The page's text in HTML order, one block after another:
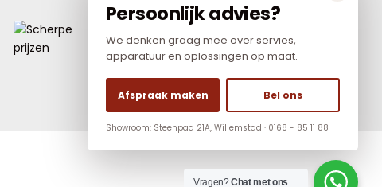
LAAGSTE PRIJS
Elders goedkoper? Neem dan contact met ons
op.
Vragen?Chat met ons
Persoonlijk advies?
We denken graag mee over servies,
apparatuur en oplossingen op maat.
Afspraak maken Bel ons
Showroom: Steenpad 21A, Willemstad · 0168 - 85 11 88